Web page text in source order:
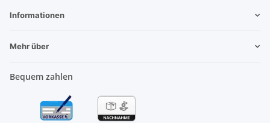
Informationen
Mehr über
Bequem zahlen